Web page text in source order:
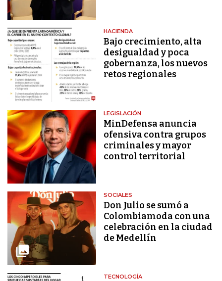
HACIENDA
Bajo crecimiento, alta
desigualdad y poca
gobernanza, los nuevos
retos regionales
LEGISLACIÓN
MinDefensa anuncia
ofensiva contra grupos
criminales y mayor
control territorial
SOCIALES
Don Julio se sumó a
Colombiamoda con una
celebración en la ciudad
de Medellín
TECNOLOGÍA